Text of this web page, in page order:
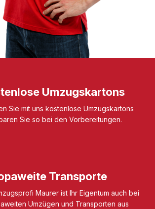
Umzugskartons
Sie mit uns kostenlose Umzugskartons
Sie so bei den Vorbereitungen.
Transporte
Maurer ist Ihr Eigentum auch bei
Umzügen und Transporten aus